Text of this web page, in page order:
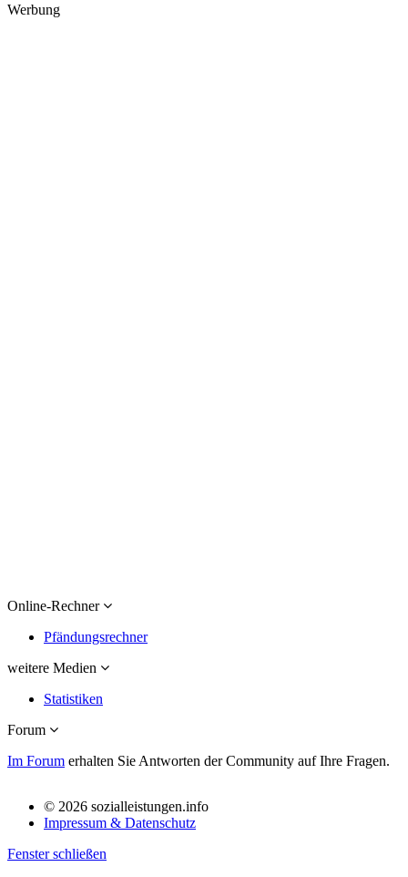
Werbung
Online-Rechner
Pfändungsrechner
weitere Medien
Statistiken
Forum
Im Forum erhalten Sie Antworten der Community auf Ihre Fragen.
© 2026 sozialleistungen.info
Impressum & Datenschutz
Fenster schließen